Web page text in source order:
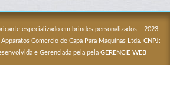
especializado em brindes personalizados – 2023.
Comercio de Capa Para Maquinas Ltda. CNPJ:
e Gerenciada pela pela GERENCIE WEB